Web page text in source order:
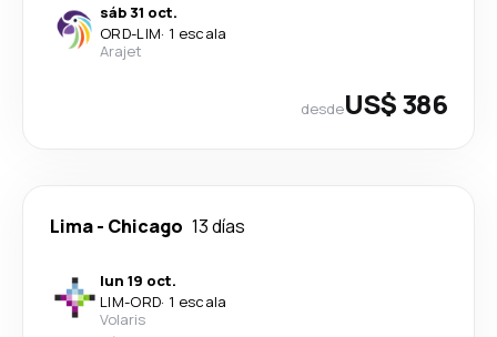
sáb 31 oct.
ORD-LIM· 1 escala
Arajet
desdeUS$ 386
Lima- Chicago 13 días
lun 19 oct.
LIM-ORD· 1 escala
Volaris